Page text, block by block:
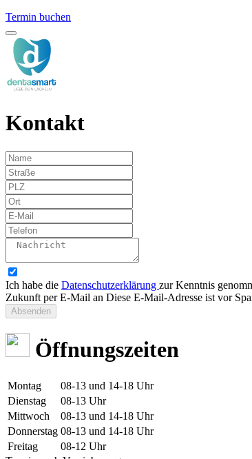
Termin buchen
Kontakt
Ich habe die Datenschutzerklärung zur Kenntnis
Zukunft per E-Mail an Diese E-Mail-Adresse ist vor
Absenden
Öffnungszeiten
Montag
08-13 und 14-18 Uhr
Dienstag
08-13 Uhr
Mittwoch
08-13 und 14-18 Uhr
Donnerstag 08-13 und 14-18 Uhr
Freitag
08-12 Uhr